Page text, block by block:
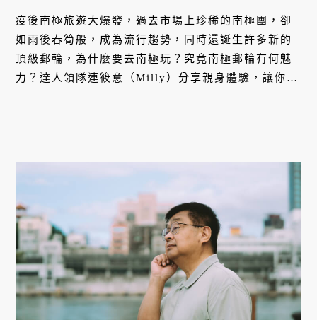
疫後南極旅遊大爆發，過去市場上珍稀的南極團，卻
如雨後春筍般，成為流行趨勢，同時還誕生許多新的
頂級郵輪，為什麼要去南極玩？究竟南極郵輪有何魅
力？達人領隊連筱意（Milly）分享親身體驗，讓你如